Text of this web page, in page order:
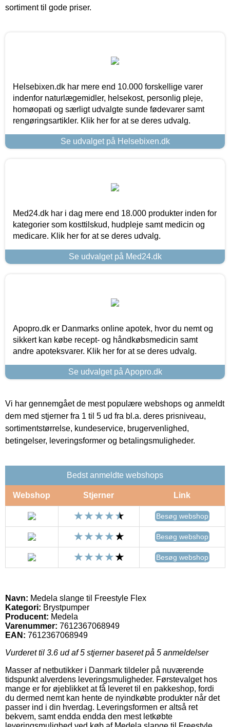
sortiment til gode priser.
Helsebixen.dk har mere end 10.000 forskellige varer
indenfor naturlægemidler, helsekost, personlig pleje,
homøopati og særligt udvalgte sunde fødevarer samt
rengøringsartikler. Klik her for at se deres udvalg.
Se udvalget på Helsebixen.dk
Med24.dk har i dag mere end 18.000 produkter inden for
kategorier som kosttilskud, hudpleje samt medicin og
medicare. Klik her for at se deres udvalg.
Se udvalget på Med24.dk
Apopro.dk er Danmarks online apotek, hvor du nemt og
sikkert kan købe recept- og håndkøbsmedicin samt
andre apoteksvarer. Klik her for at se deres udvalg.
Se udvalget på Apopro.dk
Vi har gennemgået de mest populære webshops og anmeldt
dem med stjerner fra 1 til 5 ud fra bl.a. deres prisniveau,
sortimentstørrelse, kundeservice, brugervenlighed,
betingelser, leveringsformer og betalingsmuligheder.
Bedst anmeldte webshops
Webshop Stjerner Link
Besøg webshop
Besøg webshop
Besøg webshop
Navn: Medela slange til Freestyle Flex
Kategori: Brystpumper
Producent: Medela
Varenummer: 7612367068949
EAN: 7612367068949
Vurderet til 3.6 ud af 5 stjerner baseret på 5 anmeldelser
Masser af netbutikker i Danmark tildeler på nuværende
tidspunkt alverdens leveringsmuligheder. Førstevalget hos
mange er for øjeblikket at få leveret til en pakkeshop, fordi
du dermed nemt kan hente de nyindkøbte produkter når det
passer ind i din hverdag. Leveringsformen er altså ret
bekvem, samt endda endda den mest letkøbte